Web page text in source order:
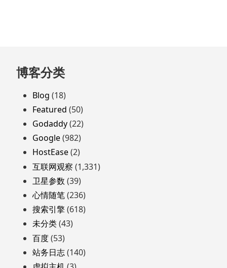
跳
至
页
脚
博客分类
Blog (18)
Featured (50)
Godaddy(22)
Google(982)
HostEase(2)
互联网观察 (1,331)
卫星参数 (39)
心情随笔(236)
搜索引擎(618)
未分类(43)
百度(53)
站务日志(140)